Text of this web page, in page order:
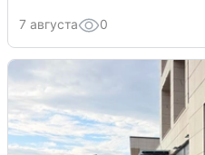
7 августа 0